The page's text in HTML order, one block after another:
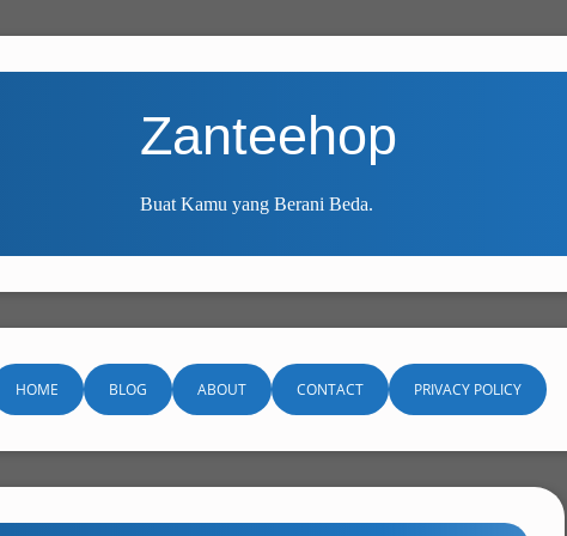
Zanteehop
Buat Kamu yang Berani Beda.
HOME BLOG ABOUT CONTACT PRIVACY POLICY